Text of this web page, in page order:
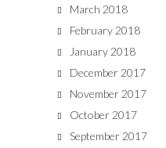
March 2018
February 2018
January 2018
December 2017
November 2017
October 2017
September 2017